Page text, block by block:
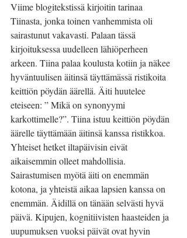
Viime blogitekstissä kirjoitin tarinaa
Tiinasta, jonka toinen vanhemmista oli
sairastunut vakavasti. Palaan tässä
kirjoituksessa uudelleen lähiöperheen
arkeen. Tiina palaa koulusta kotiin ja näkee
hyväntuulisen äitinsä täyttämässä ristikoita
keittiön pöydän äärellä. Äiti huutelee
eteiseen: ” Mikä on synonyymi
karkottimelle?”. Tiina istuu keittiön pöydän
äärelle täyttämään äitinsä kanssa ristikkoa.
Yhteiset hetket iltapäivisin eivät
aikaisemmin olleet mahdollisia.
Sairastumisen myötä äiti on enemmän
kotona, ja yhteistä aikaa lapsien kanssa on
enemmän. Äidillä on tänään selvästi hyvä
päivä. Kipujen, kognitiivisten haasteiden ja
uupumuksen vuoksi päivät ovat hyvin